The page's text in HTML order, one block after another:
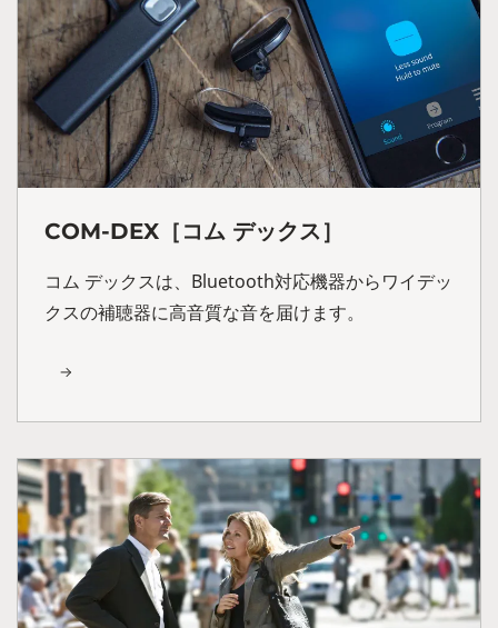
COM-DEX［コム デックス］
コム デックスは、Bluetooth対応機器からワイデッ
クスの補聴器に高音質な音を届けます。